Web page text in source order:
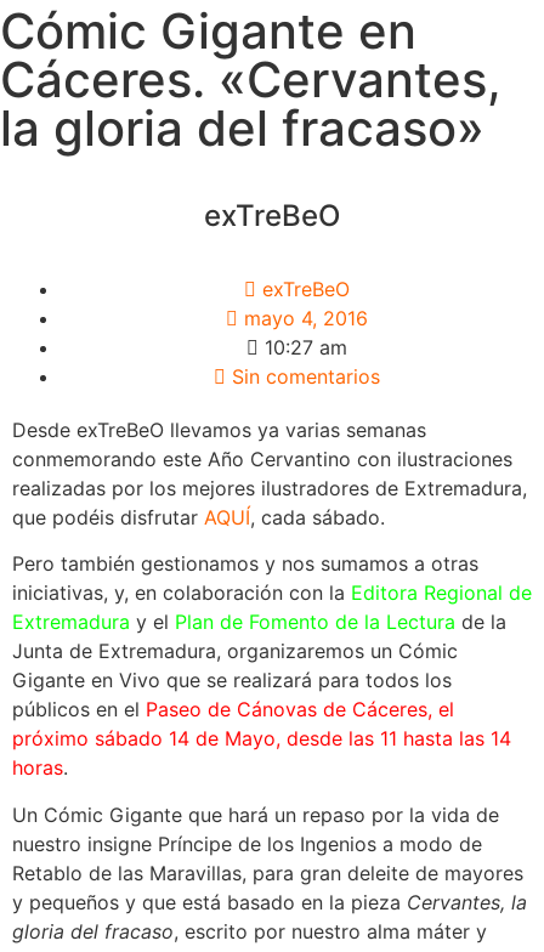
Cómic Gigante en
Cáceres. «Cervantes,
la gloria del fracaso»
exTreBeO
exTreBeO
mayo 4, 2016
10:27 am
Sin comentarios
Desde exTreBeO llevamos ya varias semanas
conmemorando este Año Cervantino con ilustraciones
realizadas por los mejores ilustradores de Extremadura,
que podéis disfrutar AQUÍ, cada sábado.
Pero también gestionamos y nos sumamos a otras
iniciativas, y, en colaboración con la Editora Regional de
Extremadura y el Plan de Fomento de la Lectura de la
Junta de Extremadura, organizaremos un Cómic
Gigante en Vivo que se realizará para todos los
públicos en el Paseo de Cánovas de Cáceres, el
próximo sábado 14 de Mayo, desde las 11 hasta las 14
horas.
Un Cómic Gigante que hará un repaso por la vida de
nuestro insigne Príncipe de los Ingenios a modo de
Retablo de las Maravillas, para gran deleite de mayores
y pequeños y que está basado en la pieza Cervantes, la
gloria del fracaso, escrito por nuestro alma máter y